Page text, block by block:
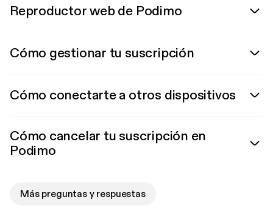
Reproductor web de Podimo
Cómo gestionar tu suscripción
Cómo conectarte a otros dispositivos
Cómo cancelar tu suscripción en
Podimo
Más preguntas y respuestas